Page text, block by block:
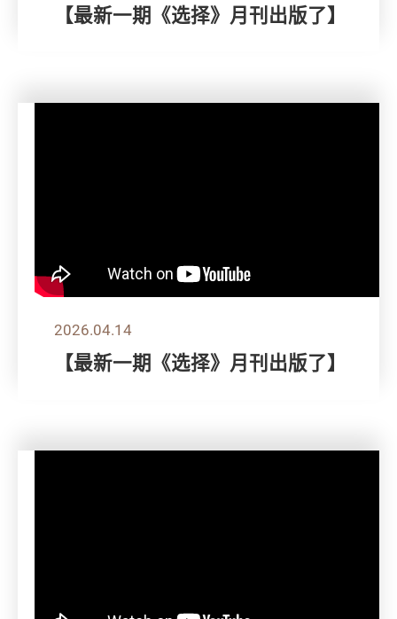
【最新一期《选择》月刊出版了】
2026.04.14
【最新一期《选择》月刊出版了】